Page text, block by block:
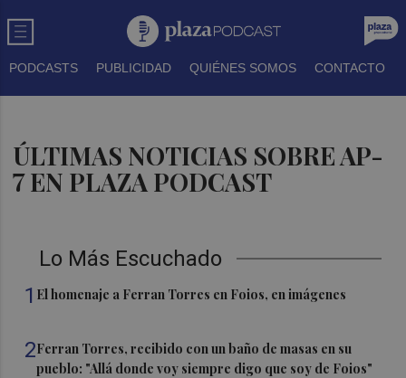
PODCASTS PUBLICIDAD QUIÉNES SOMOS CONTACTO
ÚLTIMAS NOTICIAS SOBRE AP-
7 EN PLAZA PODCAST
Lo Más Escuchado
1 El homenaje a Ferran Torres en Foios, en imágenes
2Ferran Torres, recibido con un baño de masas en su
pueblo: "Allá donde voy siempre digo que soy de Foios"